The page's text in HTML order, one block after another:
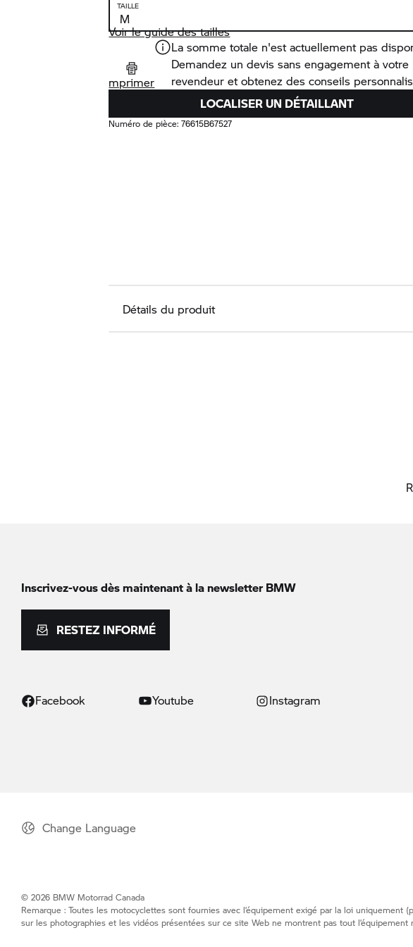
TAILLE
Voir le guide des tailles
mprimer
La somme totale n'est actuellement pas
Demandez un devis sans engagement à votre
revendeur et obtenez des conseils
LOCALISER UN DÉTAILLANT
Numéro de pièce:76615B67527
Détails du produit
Inscrivez-vous dès maintenant à la newsletter BMW
RESTEZ INFORMÉ
Facebook Youtube Instagram
Change Language
© 2026 BMW Motorrad Canada
Remarque : Toutes les motocyclettes sont fournies avec l’équipement exigé par la loi
sur les photographies et les vidéos présentées sur ce site Web ne montrent pas tout l’équipement